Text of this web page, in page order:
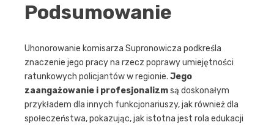
Podsumowanie
Uhonorowanie komisarza Supronowicza podkreśla
znaczenie jego pracy na rzecz poprawy umiejętności
ratunkowych policjantów w regionie. Jego
zaangażowanie i profesjonalizmsą doskonałym
przykładem dla innych funkcjonariuszy, jak również dla
społeczeństwa, pokazując, jak istotna jest rola edukacji